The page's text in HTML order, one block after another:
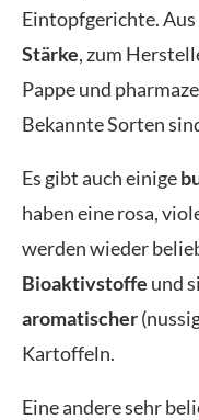
Eintopfgerichte.
Stärke, zum
Pappe und
Bekannte Sorten
Es gibt auch einige
haben eine rosa,
werden wieder
Bioaktivstoffe und
aromatischer
Kartoffeln.
Eine andere sehr